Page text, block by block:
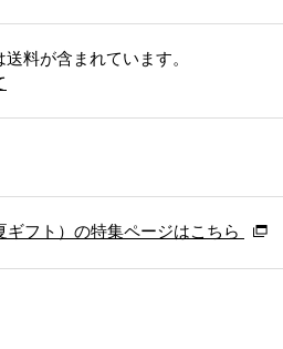
料が含まれています。
ギフト）の特集ページはこちら